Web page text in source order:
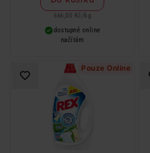
666,00 Kč / kg
dostupné online
načítám
Pouze Online